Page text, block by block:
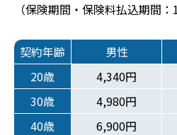
（保険期間・保険料払込期間：
契約年齢 男性
20歳
4,340円
30歳
4,980円
40歳
6,900円